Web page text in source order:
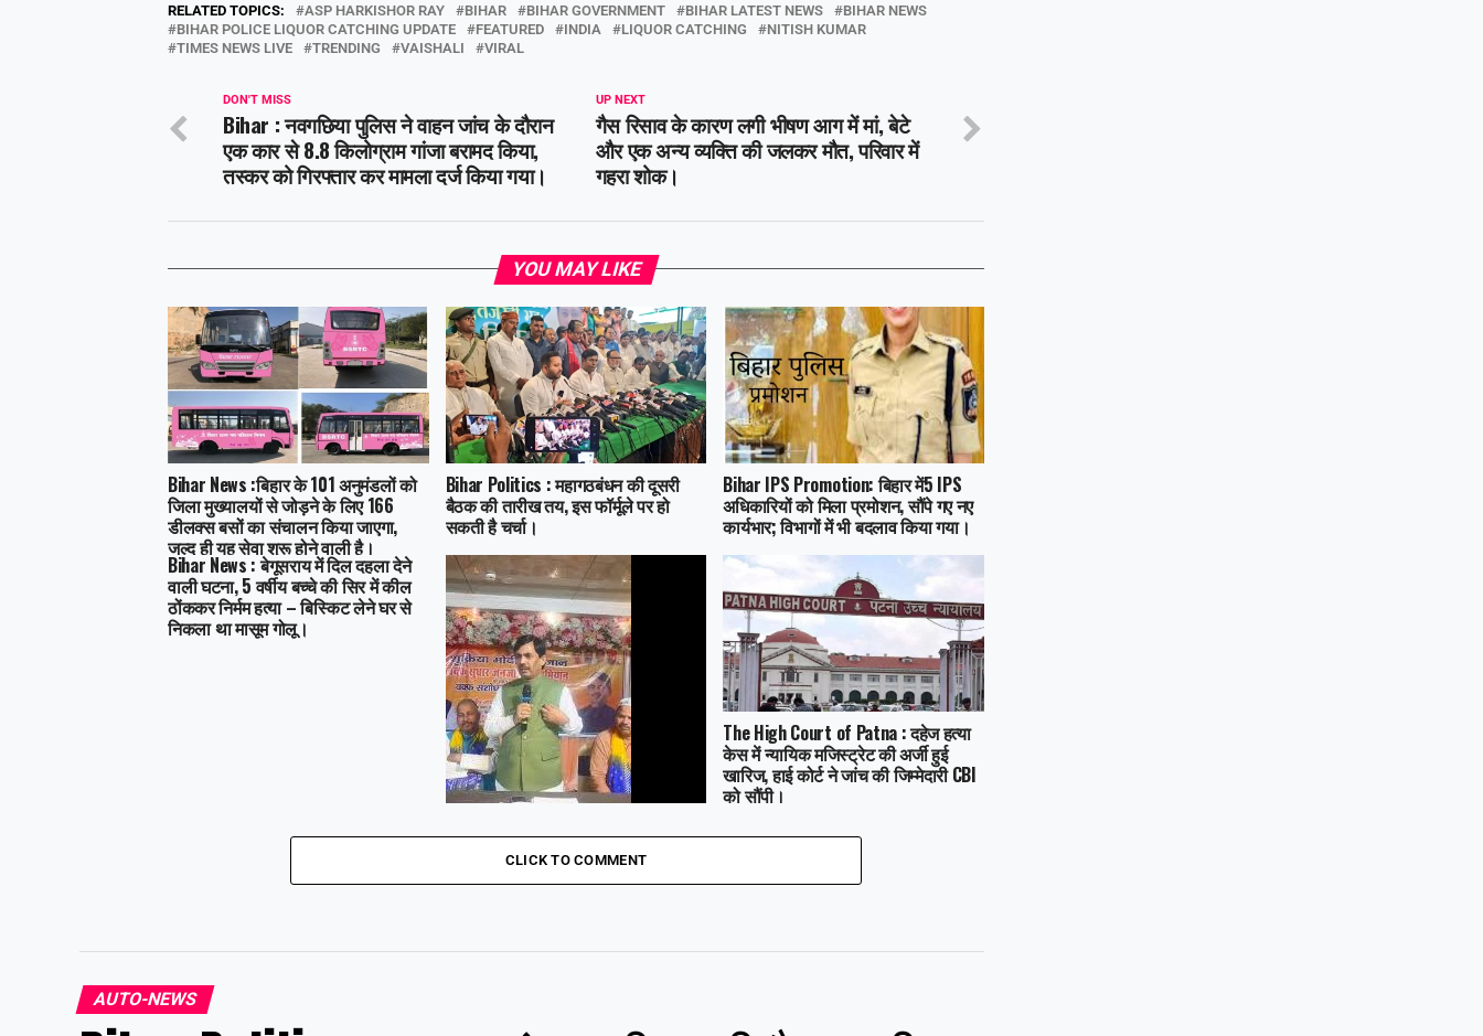
RELATED TOPICS: ASP HARKISHOR RAY BIHAR BIHAR GOVERNMENT BIHAR LATEST NEWS
BIHAR NEWS
BIHAR POLICE LIQUOR CATCHING UPDATE
FEATURED INDIA LIQUOR CATCHING
NITISH KUMAR
TIMES NEWS LIVE
TRENDING VAISHALI VIRAL
UP NEXT
गैस रिसाव के कारण लगी भीषण आग में मां, बेटे
और एक अन्य व्यक्ति की जलकर मौत, परिवार में
गहरा शोक।
DON'T MISS
Bihar : नवगछिया पुलिस ने वाहन जांच के दौरान
एक कार से 8.8 किलोग्राम गांजा बरामद किया,
तस्कर को गिरफ्तार कर मामला दर्ज किया गया।
YOU MAY LIKE
Bihar News :बिहार के 101 अनुमंडलों को
जिला मुख्यालयों से जोड़ने के लिए 166
डीलक्स बसों का संचालन किया जाएगा,
जल्द ही यह सेवा शुरू होने वाली है।
Bihar Politics : महागठबंधन की दूसरी
बैठक की तारीख तय, इस फॉर्मूले पर हो
सकती है चर्चा।
Bihar IPS Promotion: बिहार में5 IPS
अधिकारियों को मिला प्रमोशन, सौंपे गए नए
कार्यभार; विभागों में भी बदलाव किया गया।
Bihar News : बेगूसराय में दिल दहला देने
वाली घटना, 5 वर्षीय बच्चे की सिर में कील
ठोंककर निर्मम हत्या – बिस्किट लेने घर से
निकला था मासूम गोलू।
Bihar News : भागलपुर में BJP ने ‘शुक्रिया
मोदी भाईजान’ कार्यक्रम के तहत वक्फ
कानून के लाभों को रखा सामने, शाहनवाज
The High Court of Patna : दहेज हत्या
केस में न्यायिक मजिस्ट्रेट की अर्जी हुई
खारिज, हाई कोर्ट ने जांच की जिम्मेदारी CBI
को सौंपी।
CLICK TO COMMENT
AUTO-NEWS